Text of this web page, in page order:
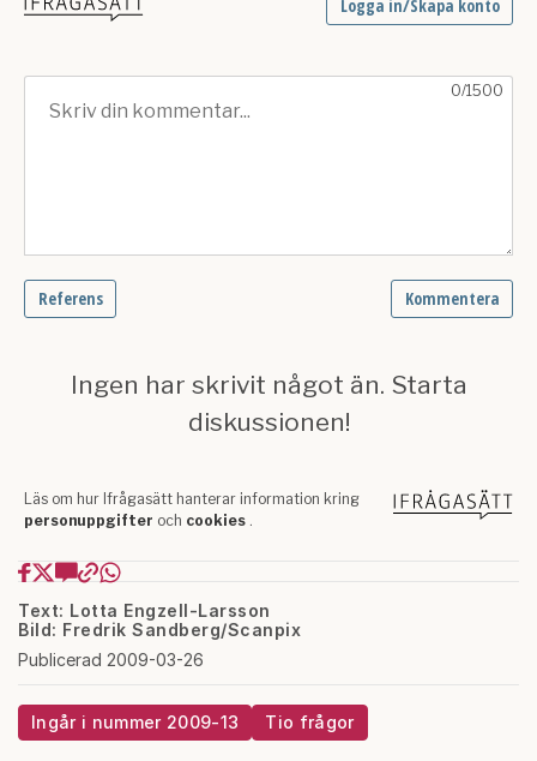
Text: Lotta Engzell-Larsson
Bild: Fredrik Sandberg/Scanpix
Publicerad 2009-03-26
Ingår i nummer 2009-13 Tio frågor